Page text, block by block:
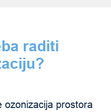
raditi
ozonizacija prostora